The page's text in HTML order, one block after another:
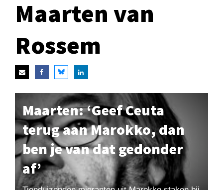
Maarten van
Rossem
Maarten: ‘Geef Ceuta
terug aan Marokko, dan
ben je van dat gedonder
af’